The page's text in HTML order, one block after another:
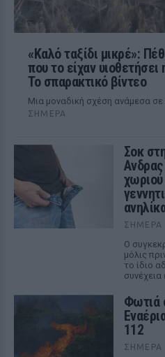
«Καλό ταξίδι μικρέ»:
που το είχαν
Το σπαρακτικό βίντεο
Μια μοναδική σχέση ανάμεσα σε
ΣΉΜΕΡΑ
Σοκ
χωριού
ΣΉΜΕΡΑ
Ο
μόλις
το ίδιο
Φωτιά
112
ΣΉΜΕΡΑ